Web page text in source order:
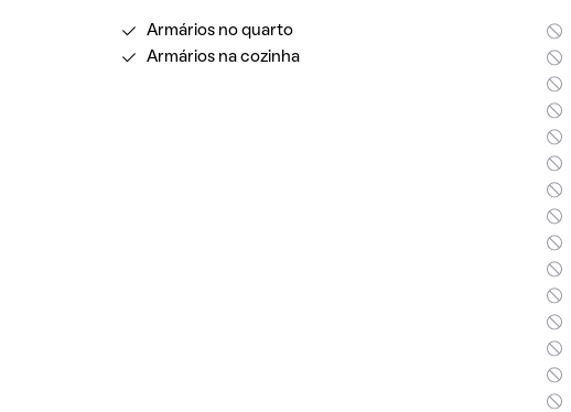
Armários no quarto
Armários na cozinha